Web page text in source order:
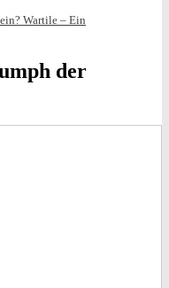
Wartile – Ein
der